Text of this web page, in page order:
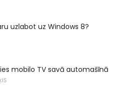
uzlabot uz Windows 8?
mobilo TV savā automašīnā